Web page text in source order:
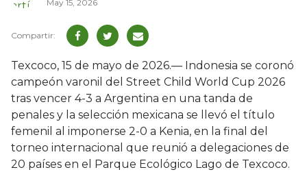
May 15, 2026
Texcoco, 15 de mayo de 2026.— Indonesia se coronó
campeón varonil del Street Child World Cup 2026
tras vencer 4-3 a Argentina en una tanda de
penales y la selección mexicana se llevó el título
femenil al imponerse 2-0 a Kenia, en la final del
torneo internacional que reunió a delegaciones de
20 países en el Parque Ecológico Lago de Texcoco.